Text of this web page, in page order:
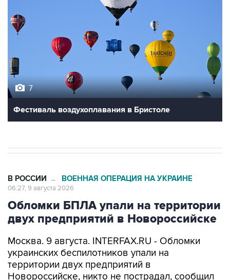
Фестиваль воздухоплавания в Бристоле
Обломки БПЛА упали на территории
двух предприятий в Новороссийске
Москва. 9 августа. INTERFAX.RU - Обломки
территории двух предприятий в
Новороссийске, никто не пострадал, сообщил
глава города Андрей Кравченко в своем